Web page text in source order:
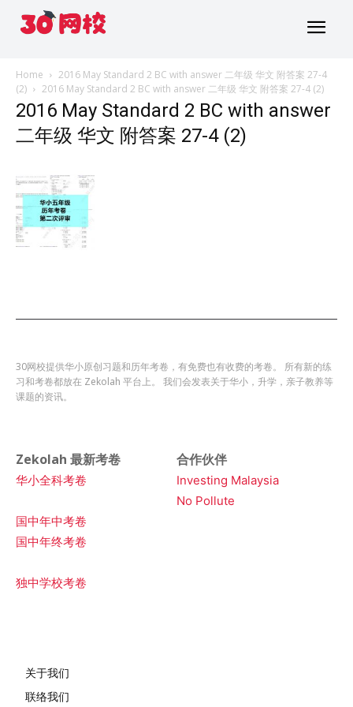
Home
2016 May Standard 2 BC with answer 二年级 华文 附答案 27-4
(2)
2016 May Standard 2 BC with answer 二年级 华文 附答案 27-4 (2)
2016 May Standard 2 BC with answer
二年级 华文 附答案 27-4 (2)
30网校提供华小原创习题和历年考卷，有免费也有收费的考卷。 所有新的练
习和考卷都放在 Zekolah 平台上。 我们会发表关于华小，升学，亲子教养等
课题的资讯。
Zekolah 最新考卷
华小全科考卷
国中年中考卷
国中年终考卷
独中学校考卷
合作伙伴
Investing Malaysia
No Pollute
关于我们
联络我们